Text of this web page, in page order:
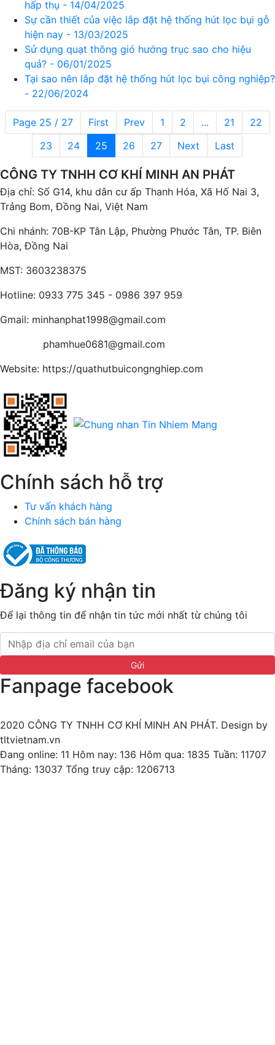
hấp thụ - 14/04/2025
Sự cần thiết của việc lắp đặt hệ thống hút lọc bụi gỗ
hiện nay - 13/03/2025
Sử dụng quạt thông gió hướng trục sao cho hiệu
quả? - 06/01/2025
Tại sao nên lắp đặt hệ thống hút lọc bụi công nghiệp?
- 22/06/2024
Page 25 / 27 First Prev 1 2 ... 21
22
23
24 25 26 27 Next Last
CÔNG TY TNHH CƠ KHÍ MINH AN PHÁT
Địa chỉ: Số G14, khu dân cư ấp Thanh Hóa, Xã Hố Nai 3,
Trảng Bom, Đồng Nai, Việt Nam
Chi nhánh: 70B-KP Tân Lập, Phường Phước Tân, TP. Biên
Hòa, Đồng Nai
MST: 3603238375
Hotline: 0933 775 345 - 0986 397 959
Gmail: minhanphat1998@gmail.com
phamhue0681@gmail.com
Website: https://quathutbuicongnghiep.com
Chính sách hỗ trợ
Tư vấn khách hàng
Chính sách bán hàng
Đăng ký nhận tin
Để lại thông tin để nhận tin tức mới nhất từ chúng tôi
Fanpage facebook
2020 CÔNG TY TNHH CƠ KHÍ MINH AN PHÁT. Design by
tltvietnam.vn
Đang online: 11 Hôm nay: 136 Hôm qua: 1835 Tuần: 11707
Tháng: 13037 Tổng truy cập: 1206713